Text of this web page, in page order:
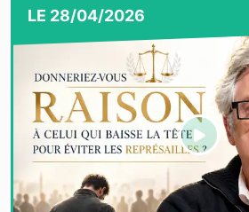
LE 28/04/2026